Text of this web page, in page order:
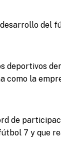
desarrollo del
deportivos
como la
de
7 y que